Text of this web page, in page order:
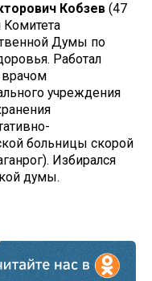
Кобзев (47
Комитета
Думы по
Работал
учреждения
больницы скорой
Избирался
думы.